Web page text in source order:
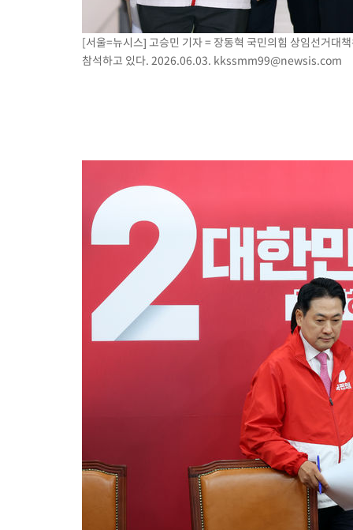
[서울=뉴시스] 고승민 기자 = 장동혁 국민의힘 상임선거대
참석하고 있다. 2026.06.03. kkssmm99@newsis.com